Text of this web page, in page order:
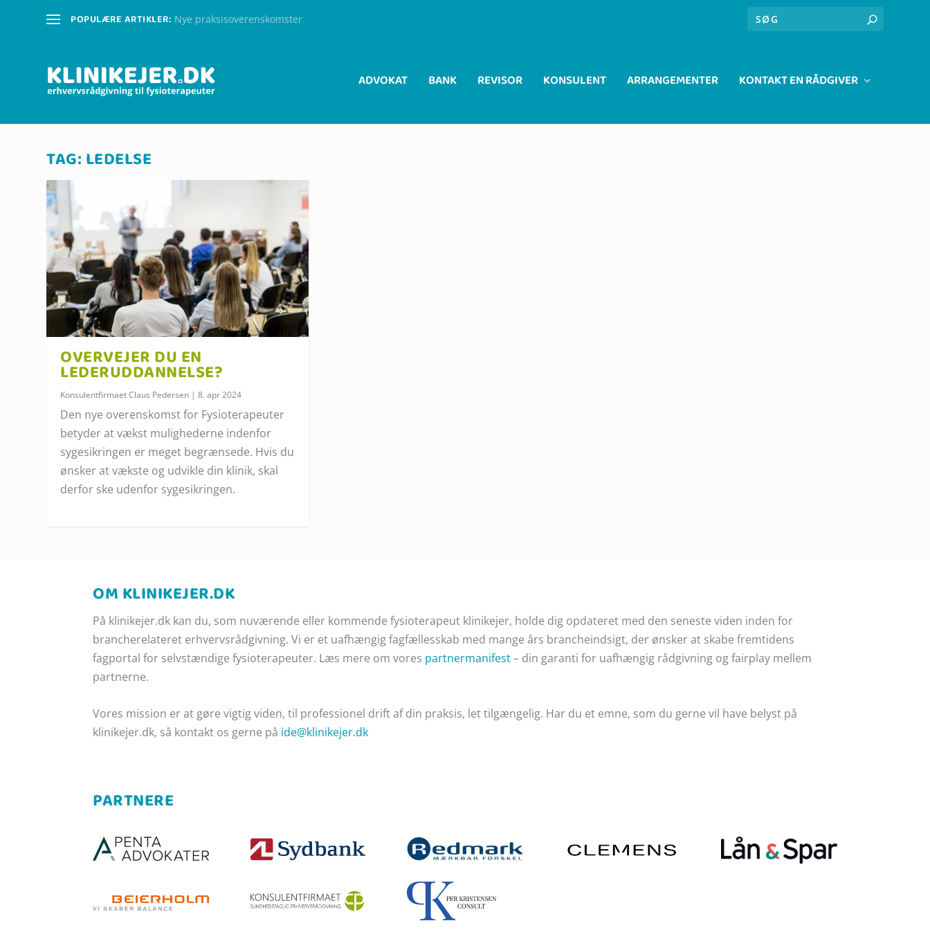
POPULÆRE ARTIKLER: Nye praksisoverenskomster
ADVOKAT BANK REVISOR KONSULENT ARRANGEMENTER KONTAKT EN RÅDGIVER
TAG: LEDELSE
OVERVEJER DU EN
LEDERUDDANNELSE?
Konsulentfirmaet Claus Pedersen |8. apr 2024
Den nye overenskomst for Fysioterapeuter
betyder at vækst mulighederne indenfor
sygesikringen er meget begrænsede. Hvis du
ønsker at vækste og udvikle din klinik, skal
derfor ske udenfor sygesikringen.
OM KLINIKEJER.DK
På klinikejer.dk kan du, som nuværende eller kommende fysioterapeut klinikejer, holde dig opdateret med den seneste viden inden for
brancherelateret erhvervsrådgivning. Vi er et uafhængig fagfællesskab med mange års brancheindsigt, der ønsker at skabe fremtidens
fagportal for selvstændige fysioterapeuter. Læs mere om vores partnermanifest– din garanti for uafhængig rådgivning og fairplay mellem
partnerne.
Vores mission er at gørevigtig viden, til professionel drift af din praksis, let tilgængelig. Har du et emne, som du gerne vil have belyst på
klinikejer.dk, så kontakt os gerne på ide@klinikejer.dk
PARTNERE